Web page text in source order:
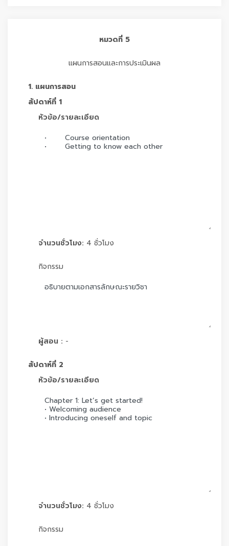
หมวดที่ 5
แผนการสอนและการประเมินผล
1. แผนการสอน
สัปดาห์ที่ 1
หัวข้อ/รายละเอียด
จำนวนชั่วโมง: 4 ชั่วโมง
กิจกรรม
ผู้สอน : -
สัปดาห์ที่ 2
หัวข้อ/รายละเอียด
จำนวนชั่วโมง: 4 ชั่วโมง
กิจกรรม